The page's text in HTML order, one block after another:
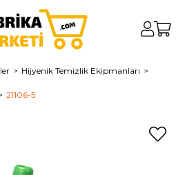
Hijyenik Temizlik Ekipmanları
21106-5